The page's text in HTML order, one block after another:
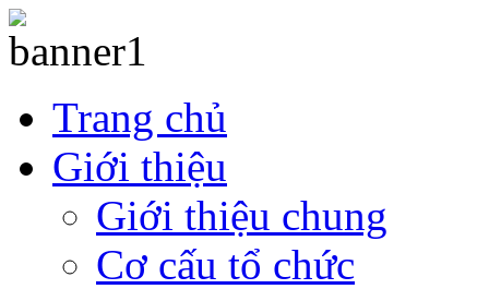
Trang chủ
Giới thiệu
Giới thiệu chung
Cơ cấu tổ chức